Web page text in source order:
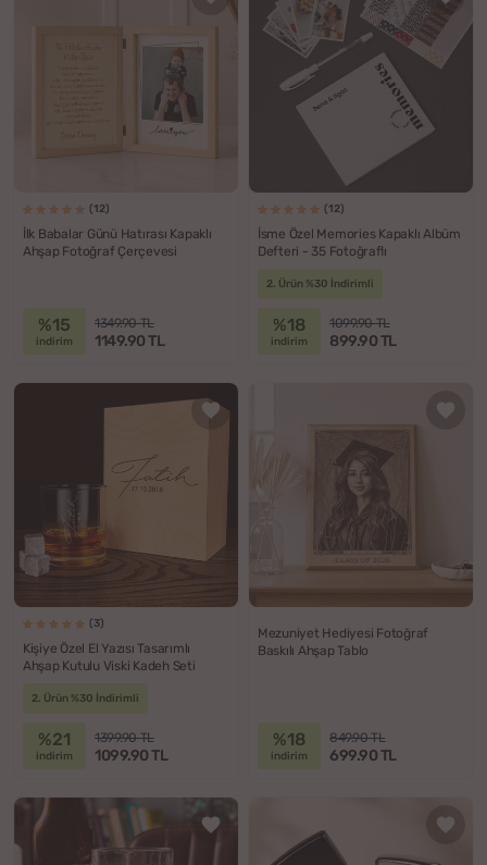
(12)
İlk Babalar Günü Hatırası Kapaklı
Ahşap Fotoğraf Çerçevesi
%15
indirim
1349.90 TL
1149.90 TL
(12)
İsme Özel Memories Kapaklı Albüm
Defteri - 35 Fotoğraflı
2. Ürün %30 İndirimli
%18
indirim
1099.90 TL
899.90 TL
(3)
Kişiye Özel El Yazısı Tasarımlı
Ahşap Kutulu Viski Kadeh Seti
2. Ürün %30 İndirimli
%21
indirim
1399.90 TL
1099.90 TL
Mezuniyet Hediyesi Fotoğraf
Baskılı Ahşap Tablo
%18
indirim
849.90 TL
699.90 TL